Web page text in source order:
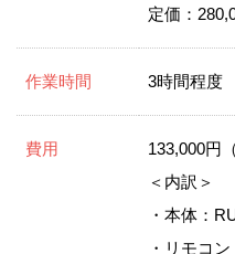
定価：
作業時間 3時間程度
費用
133,000円
＜内訳＞
・本体：
・リモコ